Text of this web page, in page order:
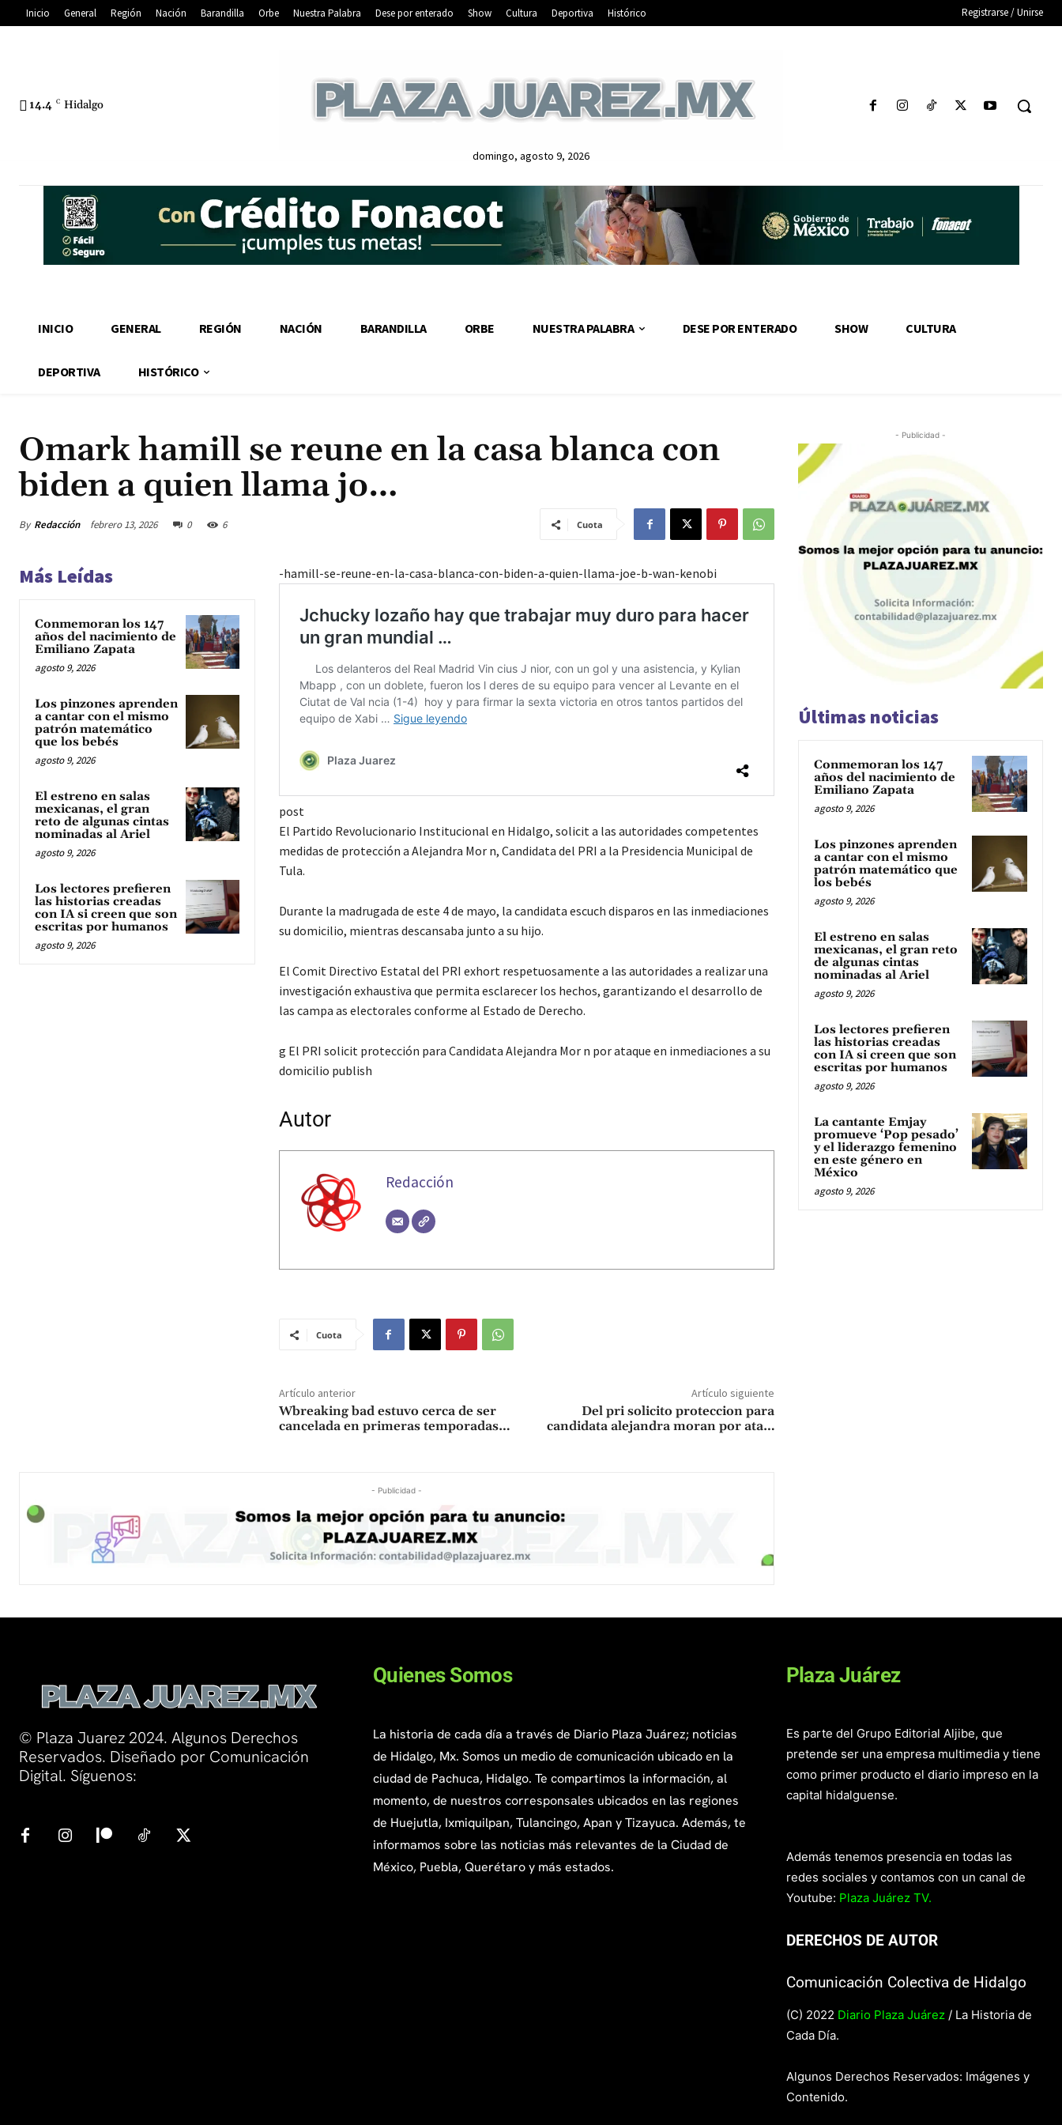
Inicio General Región Nación Barandilla Orbe Nuestra Palabra Dese por enterado Show Cultura Deportiva Histórico Registrarse / Unirse
14.4 C Hidalgo
domingo, agosto 9, 2026
INICIO GENERAL REGIÓN NACIÓN BARANDILLA ORBE NUESTRA PALABRA DESE POR ENTERADO SHOW CULTURA
DEPORTIVA HISTÓRICO
Omark hamill se reune en la casa blanca con
biden a quien llama jo…
By Redacción febrero 13, 2026 0 6 Cuota
Más Leídas
Conmemoran los 147
años del nacimiento de
Emiliano Zapata
agosto 9, 2026
Los pinzones aprenden
a cantar con el mismo
patrón matemático
que los bebés
agosto 9, 2026
El estreno en salas
mexicanas, el gran
reto de algunas cintas
nominadas al Ariel
agosto 9, 2026
Los lectores prefieren
las historias creadas
con IA si creen que son
escritas por humanos
agosto 9, 2026
-hamill-se-reune-en-la-casa-blanca-con-biden-a-quien-llama-joe-b-wan-kenobi
post
El Partido Revolucionario Institucional en Hidalgo, solicit a las autoridades competentes
medidas de protección a Alejandra Mor n, Candidata del PRI a la Presidencia Municipal de
Tula.
Durante la madrugada de este 4 de mayo, la candidata escuch disparos en las inmediaciones
su domicilio, mientras descansaba junto a su hijo.
El Comit Directivo Estatal del PRI exhort respetuosamente a las autoridades a realizar una
investigación exhaustiva que permita esclarecer los hechos, garantizando el desarrollo de
las campa as electorales conforme al Estado de Derecho.
g El PRI solicit protección para Candidata Alejandra Mor n por ataque en inmediaciones a su
domicilio publish
Autor
Redacción
Cuota
Artículo anterior
Wbreaking bad estuvo cerca de ser
cancelada en primeras temporadas…
Artículo siguiente
Del pri solicito proteccion para
candidata alejandra moran por ata…
- Publicidad -
- Publicidad -
Últimas noticias
Conmemoran los 147
años del nacimiento de
Emiliano Zapata
agosto 9, 2026
Los pinzones aprenden
a cantar con el mismo
patrón matemático que
los bebés
agosto 9, 2026
El estreno en salas
mexicanas, el gran reto
de algunas cintas
nominadas al Ariel
agosto 9, 2026
Los lectores prefieren
las historias creadas
con IA si creen que son
escritas por humanos
agosto 9, 2026
La cantante Emjay
promueve ‘Pop pesado’
y el liderazgo femenino
en este género en
México
agosto 9, 2026
© Plaza Juarez 2024. Algunos Derechos
Reservados. Diseñado por Comunicación
Digital. Síguenos:
Quienes Somos
La historia de cada día a través de Diario Plaza Juárez; noticias
de Hidalgo, Mx. Somos un medio de comunicación ubicado en la
ciudad de Pachuca, Hidalgo. Te compartimos la información, al
momento, de nuestros corresponsales ubicados en las regiones
de Huejutla, Ixmiquilpan, Tulancingo, Apan y Tizayuca. Además, te
informamos sobre las noticias más relevantes de la Ciudad de
México, Puebla, Querétaro y más estados.
Plaza Juárez
Es parte del Grupo Editorial Aljibe, que
pretende ser una empresa multimedia y tiene
como primer producto el diario impreso en la
capital hidalguense.
Además tenemos presencia en todas las
redes sociales y contamos con un canal de
Youtube: Plaza Juárez TV.
DERECHOS DE AUTOR
Comunicación Colectiva de Hidalgo
(C) 2022 Diario Plaza Juárez / La Historia de
Cada Día.
Algunos Derechos Reservados: Imágenes y
Contenido.